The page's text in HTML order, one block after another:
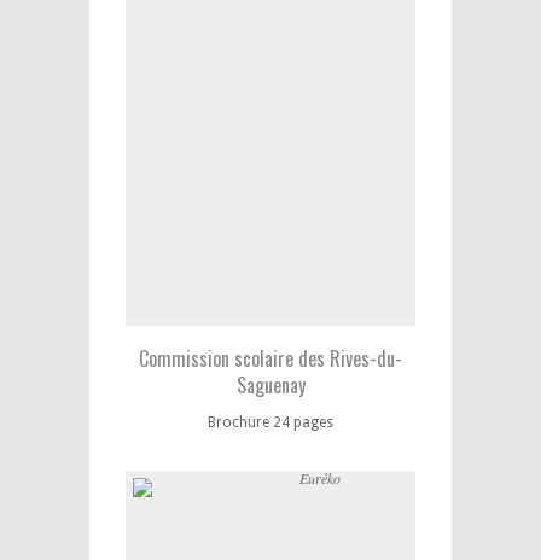
Commission scolaire des Rives-du-
Saguenay
Brochure 24 pages